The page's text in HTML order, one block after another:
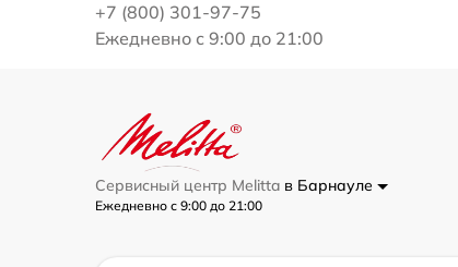
+7 (800) 301-97-75
Ежедневно с 9:00 до 21:00
Сервисный центр Melitta в Барнауле
Ежедневно с 9:00 до 21:00